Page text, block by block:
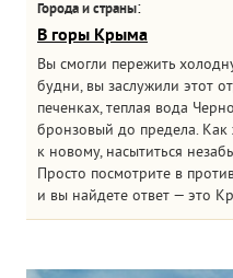
Города и страны:
В горы Крыма
Вы смогли пережить
будни, вы заслужили этот
печенках, теплая вода
бронзовый до предела.
к новому, насытиться
Просто посмотрите в
и вы найдете ответ — это